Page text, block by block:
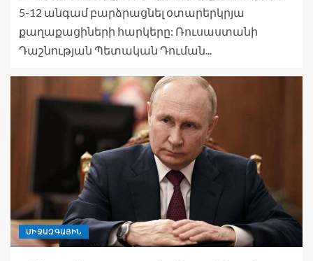
5-12 անգամ բարձրացնել օտարերկրյա
քաղաքացիների հարկերը: Ռուսաստանի
Դաշնության Պետական ​​Դուման...
ՄԻՋԱԶԳԱՅԻՆ